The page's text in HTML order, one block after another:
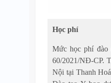
Học phí
Mức học phí đào
60/2021/NĐ-CP.
Nội tại Thanh